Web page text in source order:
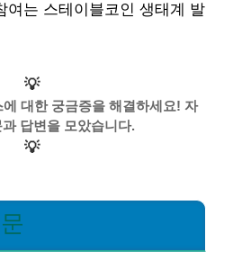
여는 스테이블코인 생태계 발
💡
대한 궁금증을 해결하세요! 자
답변을 모았습니다.
💡